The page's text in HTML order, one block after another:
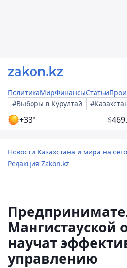
ПолитикаМирФинансыСтатьи
#Выборы в Курултай
+33° $
Новости Казахстана и мира на
Редакция Zakon.kz
Мангистауской
научат
управлению